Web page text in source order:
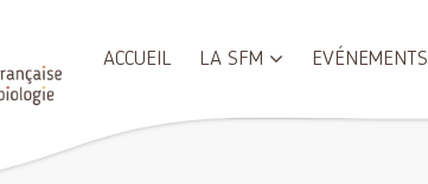
ACCUEIL LA SFM EVÉNEMENTS